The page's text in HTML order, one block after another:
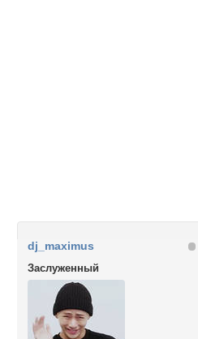
dj_maximus
Заслуженный